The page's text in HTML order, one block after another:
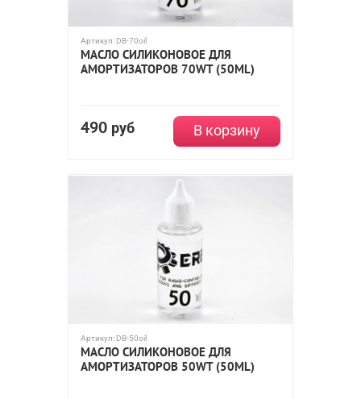
Артикул: DB-70oil
МАСЛО СИЛИКОНОВОЕ ДЛЯ
АМОРТИЗАТОРОВ 70WT (50ML)
490 руб В корзину
Артикул: DB-50oil
МАСЛО СИЛИКОНОВОЕ ДЛЯ
АМОРТИЗАТОРОВ 50WT (50ML)